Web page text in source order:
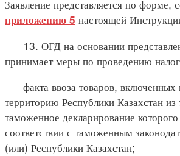
Заявление представляется по форме,
приложению 5 настоящей
13. ОГД на основании
принимает меры по проведению
факта ввоза товаров, включенных
территорию Республики Казахстан из
таможенное декларирование
соответствии с таможенным
(или) Республики Казахстан;